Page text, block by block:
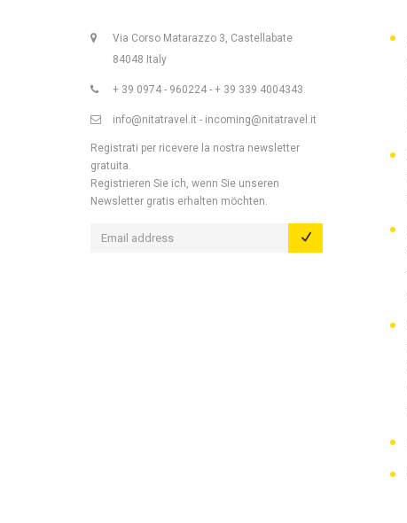
Via Corso Matarazzo 3, Castellabate
84048 Italy
+ 39 0974 - 960224 - + 39 339 4004343
info@nitatravel.it - incoming@nitatravel.it
Registrati per ricevere la nostra newsletter
gratuita.
Registrieren Sie ich, wenn Sie unseren
Newsletter gratis erhalten möchten.